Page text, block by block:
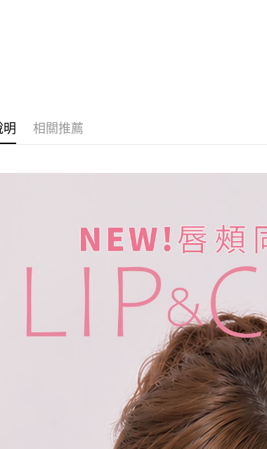
明 相關推薦